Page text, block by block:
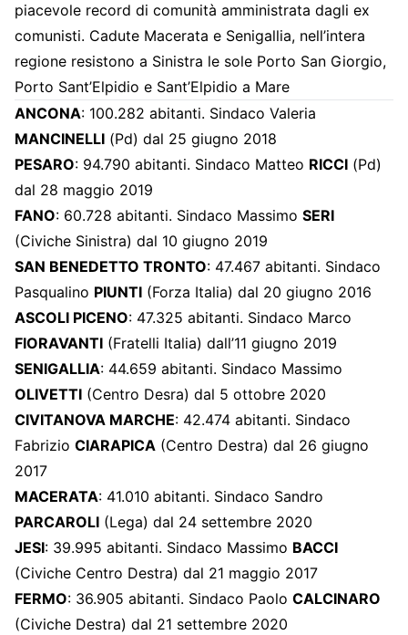
piacevole record di comunità amministrata dagli ex
comunisti. Cadute Macerata e Senigallia, nell’intera
regione resistono a Sinistra le sole Porto San Giorgio,
Porto Sant’Elpidio e Sant’Elpidio a Mare
ANCONA: 100.282 abitanti. Sindaco Valeria
MANCINELLI (Pd) dal 25 giugno 2018
PESARO: 94.790 abitanti. Sindaco Matteo RICCI (Pd)
dal 28 maggio 2019
FANO: 60.728 abitanti. Sindaco Massimo SERI
(Civiche Sinistra) dal 10 giugno 2019
SAN BENEDETTO TRONTO: 47.467 abitanti. Sindaco
Pasqualino PIUNTI (Forza Italia) dal 20 giugno 2016
ASCOLI PICENO: 47.325 abitanti. Sindaco Marco
FIORAVANTI (Fratelli Italia) dall’11 giugno 2019
SENIGALLIA: 44.659 abitanti. Sindaco Massimo
OLIVETTI (Centro Desra) dal 5 ottobre 2020
CIVITANOVA MARCHE: 42.474 abitanti. Sindaco
Fabrizio CIARAPICA (Centro Destra) dal 26 giugno
2017
MACERATA: 41.010 abitanti. Sindaco Sandro
PARCAROLI (Lega) dal 24 settembre 2020
JESI: 39.995 abitanti. Sindaco Massimo BACCI
(Civiche Centro Destra) dal 21 maggio 2017
FERMO: 36.905 abitanti. Sindaco Paolo CALCINARO
(Civiche Destra) dal 21 settembre 2020